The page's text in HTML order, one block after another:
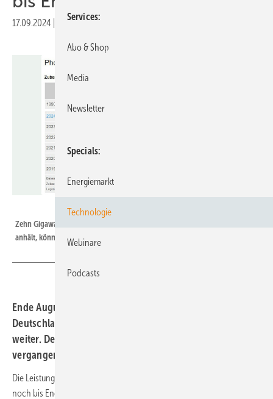
17.09.2024 Druckvorschau
Zehn Gigawattt sind in diesem Jahr schon installiert. Wenn die Nachfrage
anhält, könnte bis zum Ende des Jahres die nächste Marke geknackt sein.
Ende August war über 93 Gigawatt Solarleistung in
Deutschland ans Netz angeschlossen. Der Markt wächst
weiter. Deshalb könnte der Zubaurekord des
vergangenen Jahres übertroffen werden.
Die Leistung der in Deutschland installierten Photovoltaikanlagen wird
noch bis Ende 2024 auf 100 Gigawatt steigen. Das ist der Ergebnis
Services
Abo & Shop
Media
Newsletter
Specials
Energiemarkt
Technologie
Webinare
Podcasts